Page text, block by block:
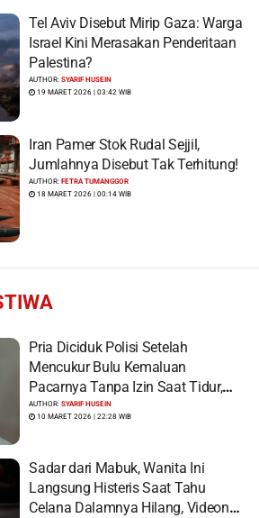
Tel Aviv Disebut Mirip Gaza: Warga
Israel Kini Merasakan Penderitaan
Palestina?
AUTHOR:SYARIF HUSEIN
19 MARET 2026 | 03:42 WIB
Iran Pamer Stok Rudal Sejjil,
Jumlahnya Disebut Tak Terhitung!
AUTHOR:FETRA TUMANGGOR
18 MARET 2026 | 00:14 WIB
Pria Diciduk Polisi Setelah
Mencukur Bulu Kemaluan
Pacarnya Tanpa Izin Saat Tidur,
Korban Syok Saat Terbangun
AUTHOR:SYARIF HUSEIN
10 MARET 2026 | 22:28 WIB
Sadar dari Mabuk, Wanita Ini
Langsung Histeris Saat Tahu
Celana Dalamnya Hilang, Videonya